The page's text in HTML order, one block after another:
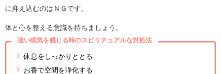
に抑え込むのはＮＧです。
体と心を整える意識を持ちましょう。
強い眠気を感じる時のスピリチュアルな対処法
休息をしっかりととる
お香で空間を浄化する